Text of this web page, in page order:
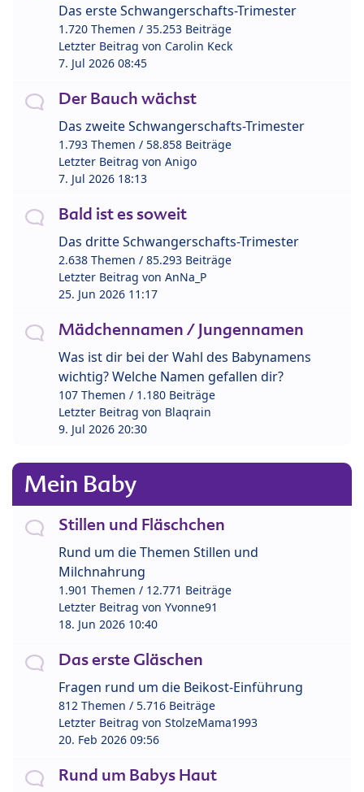
Das erste Schwangerschafts-Trimester
1.720 Themen / 35.253 Beiträge
Letzter Beitrag von Carolin Keck
7. Jul 2026 08:45
Der Bauch wächst
Das zweite Schwangerschafts-Trimester
1.793 Themen / 58.858 Beiträge
Letzter Beitrag von Anigo
7. Jul 2026 18:13
Bald ist es soweit
Das dritte Schwangerschafts-Trimester
2.638 Themen / 85.293 Beiträge
Letzter Beitrag von AnNa_P
25. Jun 2026 11:17
Mädchennamen / Jungennamen
Was ist dir bei der Wahl des Babynamens
wichtig? Welche Namen gefallen dir?
107 Themen / 1.180 Beiträge
Letzter Beitrag von Blaqrain
9. Jul 2026 20:30
Mein Baby
Stillen und Fläschchen
Rund um die Themen Stillen und
Milchnahrung
1.901 Themen / 12.771 Beiträge
Letzter Beitrag von Yvonne91
18. Jun 2026 10:40
Das erste Gläschen
Fragen rund um die Beikost-Einführung
812 Themen / 5.716 Beiträge
Letzter Beitrag von StolzeMama1993
20. Feb 2026 09:56
Rund um Babys Haut